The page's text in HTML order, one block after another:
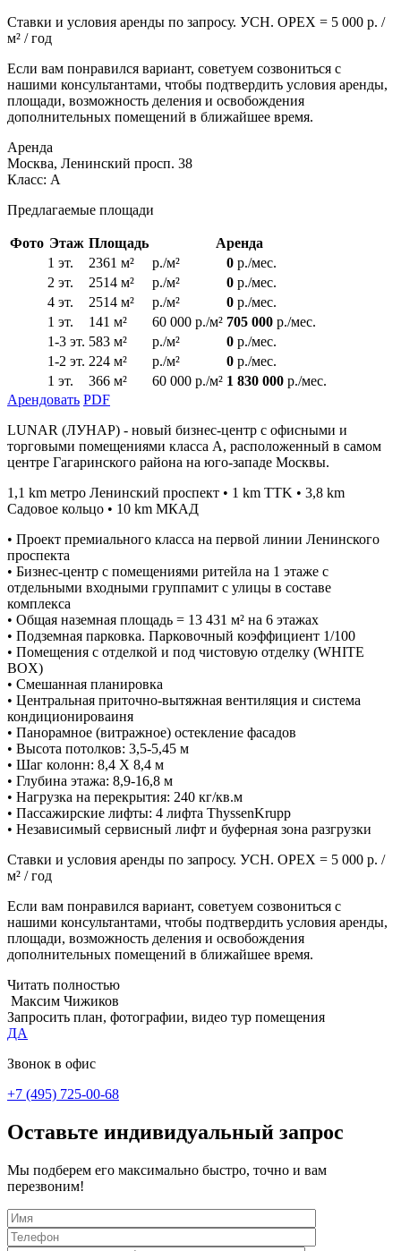
Ставки и условия аренды по запросу. УСН. OPEX = 5 000 р. /
м² / год
Если вам понравился вариант, советуем созвониться с
нашими консультантами, чтобы подтвердить условия аренды,
площади, возможность деления и освобождения
дополнительных помещений в ближайшее время.
Аренда
Москва, Ленинский просп. 38
Класс: А
Предлагаемые площади
Фото Этаж Площадь
Аренда
1 эт.
2361 м² р./м² 0 р./мес.
2 эт.
2514 м² р./м² 0 р./мес.
4 эт.
2514 м² р./м² 0 р./мес.
1 эт.
141 м² 60 000 р./м² 705 000 р./мес.
1-3 эт. 583 м² р./м² 0 р./мес.
1-2 эт. 224 м² р./м² 0 р./мес.
1 эт.
366 м² 60 000 р./м² 1 830 000 р./мес.
Арендовать PDF
LUNAR (ЛУНАР) - новый бизнес-центр с офисными и
торговыми помещениями класса А, расположенный в самом
центре Гагаринского района на юго-западе Москвы.
1,1 km метро Ленинский проспект • 1 km TTK • 3,8 km
Садовое кольцо • 10 km МКАД
• Проект премиального класса на первой линии Ленинского
проспекта
• Бизнес-центр с помещениями ритейла на 1 этаже с
отдельными входными группамит с улицы в составе
комплекса
• Общая наземная площадь = 13 431 м² на 6 этажах
• Подземная парковка. Парковочный коэффициент 1/100
• Помещения с отделкой и под чистовую отделку (WHITE
BOX)
• Смешанная планировка
• Центральная приточно-вытяжная вентиляция и система
кондиционироваиня
• Панорамное (витражное) остекление фасадов
• Высота потолков: 3,5-5,45 м
• Шаг колонн: 8,4 X 8,4 м
• Глубина этажа: 8,9-16,8 м
• Нагрузка на перекрытия: 240 кг/кв.м
• Пассажирские лифты: 4 лифта ThyssenKrupp
• Независимый сервисный лифт и буферная зона разгрузки
Ставки и условия аренды по запросу. УСН. OPEX = 5 000 р. /
м² / год
Если вам понравился вариант, советуем созвониться с
нашими консультантами, чтобы подтвердить условия аренды,
площади, возможность деления и освобождения
дополнительных помещений в ближайшее время.
Читать полностью
Максим Чижиков
Запросить план, фотографии, видео тур помещения
ДА
Звонок в офис
+7 (495) 725-00-68
Оставьте индивидуальный запрос
Мы подберем его максимально быстро, точно и вам
перезвоним!